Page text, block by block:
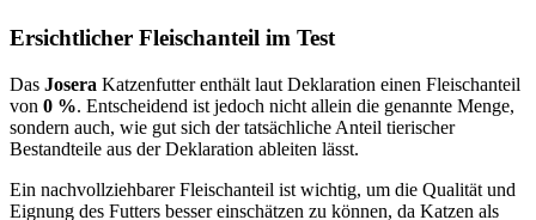
Ersichtlicher Fleischanteil im Test
Das Josera Katzenfutterenthält laut Deklaration einen Fleischanteil
von 0 %. Entscheidend ist jedoch nicht allein die genannte Menge,
sondern auch, wie gut sich der tatsächliche Anteil tierischer
Bestandteile aus der Deklaration ableiten lässt.
Ein nachvollziehbarer Fleischanteil ist wichtig, um die Qualität und
Eignung des Futters besser einschätzen zu können, da Katzen als